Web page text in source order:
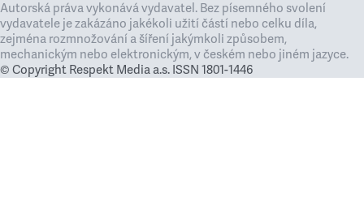
Autorská práva vykonává vydavatel. Bez písemného svolení
vydavatele je zakázáno jakékoli užití částí nebo celku díla,
zejména rozmnožování a šíření jakýmkoli způsobem,
mechanickým nebo elektronickým, v českém nebo jiném jazyce.
© Copyright Respekt Media a.s. ISSN 1801-1446